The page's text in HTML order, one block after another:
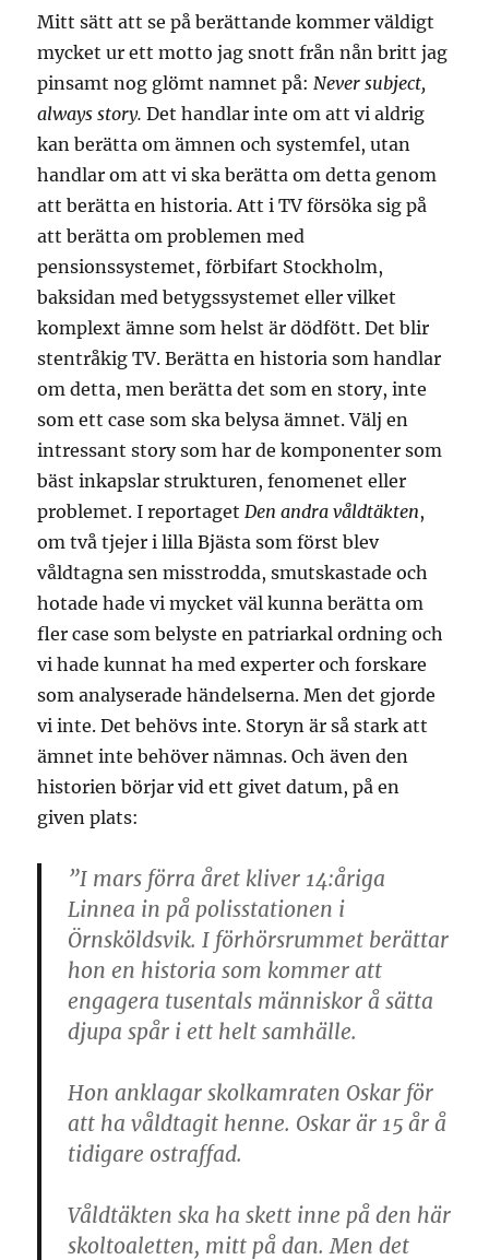
Mitt sätt att se på berättande kommer väldigt
mycket ur ett motto jag snott från nån britt jag
pinsamt nog glömt namnet på:Never subject,
always story. Det handlar inte om att vi aldrig
kan berätta om ämnen och systemfel, utan
handlar om att vi ska berätta om detta genom
att berätta en historia. Att i TV försöka sig på
att berätta om problemen med
pensionssystemet, förbifart Stockholm,
baksidan med betygssystemet eller vilket
komplext ämne som helst är dödfött. Det blir
stentråkig TV. Berätta en historia som handlar
om detta, men berätta det som en story, inte
som ett case som ska belysa ämnet. Välj en
intressant story som har de komponenter som
bäst inkapslar strukturen, fenomenet eller
problemet. I reportagetDen andra våldtäkten,
om två tjejer i lilla Bjästa som först blev
våldtagna sen misstrodda, smutskastade och
hotade hade vi mycket väl kunna berätta om
fler case som belyste en patriarkal ordning och
vi hade kunnat ha med experter och forskare
som analyserade händelserna. Men det gjorde
vi inte. Det behövs inte. Storyn är så stark att
ämnet inte behöver nämnas. Och även den
historien börjar vid ett givet datum, på en
given plats:
”I mars förra året kliver 14:åriga
Linnea in på polisstationen i
Örnsköldsvik. I förhörsrummet berättar
hon en historia som kommer att
engagera tusentals människor å sätta
djupa spår i ett helt samhälle.
Hon anklagar skolkamraten Oskar för
att ha våldtagit henne. Oskar är 15 år å
tidigare ostraffad.
Våldtäkten ska ha skett inne på den här
skoltoaletten, mitt på dan. Men det